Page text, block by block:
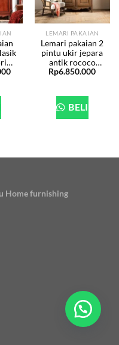
LEMARI PAKAIAN
Lemari pakaian 2
pintu ukir jepara
antik rococo
BHF-33
Rp6.850.000
BELI
Home furnishing